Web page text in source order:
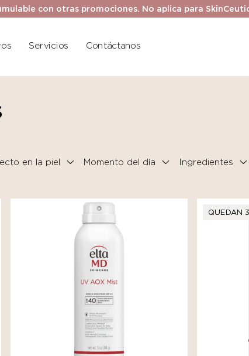
con otras promociones. No aplica para
Servicios Contáctanos
en la piel Momento del día Ingredientes
QUEDAN